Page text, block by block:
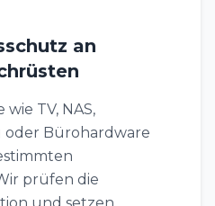
an
TV, NAS,
Bürohardware
prüfen die